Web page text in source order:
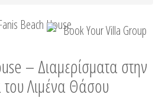
– Διαμερίσματα στην
Λιμένα Θάσου